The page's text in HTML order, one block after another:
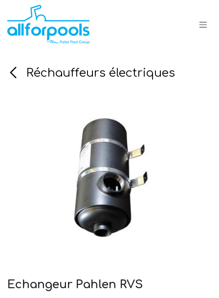
Se rendre au contenu
Réchauffeurs électriques
Echangeur Pahlen RVS